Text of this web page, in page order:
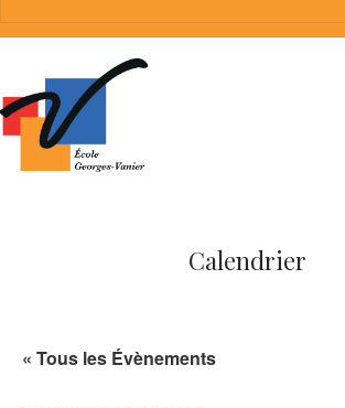
Calendrier
« Tous les Évènements